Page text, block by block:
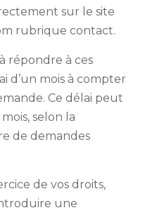
sur le site
rubrique contact.
répondre à ces
d’un mois à compter
Ce délai peut
selon la
de demandes
de vos droits,
une